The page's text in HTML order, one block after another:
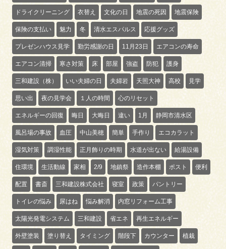
ドライクリーニング 衣替え 文化の日 地震の死因 地震保険
保険の支払い 魅力 冬 清水エスパルス 応援グッズ
プレゼンハウス見学 勤労感謝の日 11月23日 エアコンの寿命
エアコン清掃 寒さ対策 床 部屋 強盗 防犯 護身
三和建設（株） いい夫婦の日 夫婦岩 天照大神 高校 見学
思い出 夜の見学会 １人の時間 心のリセット
エネルギーの回復 晦日 大晦日 違い 1月 静岡市清水区
風呂場の事故 血圧 中山美穂 簡単 手作り エコカラット
湿気対策 調湿性能 正月飾りの時期 水道が出ない 給湯設備
住環境 生活動線 家相 2/9 地鎮祭 造作本棚 ポスト 便利
配置 書斎 三和建設株式会社 寝室 政策 パントリー
トイレの悩み 尿はね 悩み解消 内窓リフォーム工事
太陽光発電システム 三和建設 省エネ 再生エネルギー
外壁塗装 塗り替え タイミング 階段下 カウンター 植栽